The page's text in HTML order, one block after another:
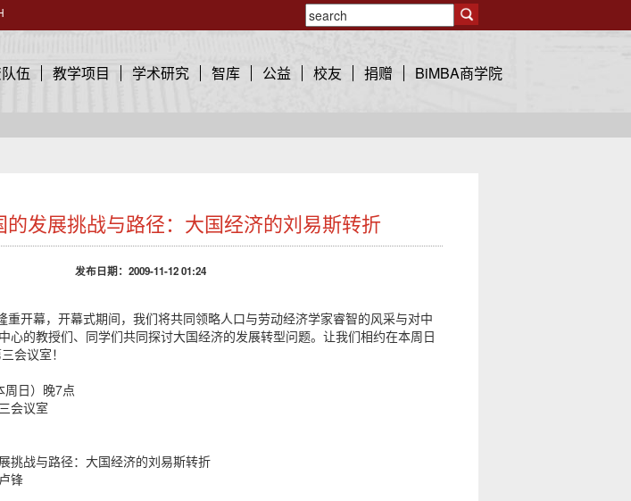
伍 教学项目 学术研究 智库 公益 校友 捐赠 BiMBA商学院
的发展挑战与路径：大国经济的刘易斯转折
发布日期：2009-11-12 01:24
重开幕，开幕式期间，我们将共同领略人口与劳动经济学家睿智的风采与对中
心的教授们、同学们共同探讨大国经济的发展转型问题。让我们相约在本周日
会议室！
周日）晚7点
会议室
挑战与路径：大国经济的刘易斯转折
锋